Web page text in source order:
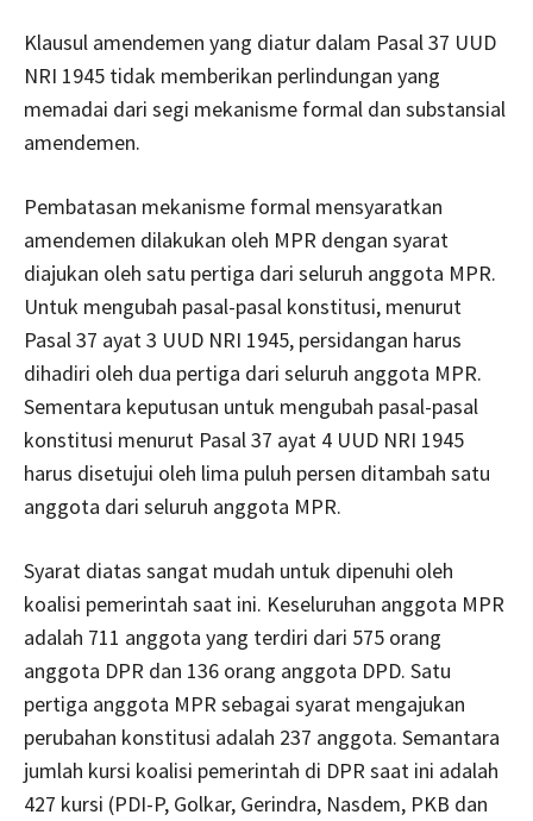
Klausul amendemen yang diatur dalam Pasal 37 UUD
NRI 1945 tidak memberikan perlindungan yang
memadai dari segi mekanisme formal dan substansial
amendemen.
Pembatasan mekanisme formal mensyaratkan
amendemen dilakukan oleh MPR dengan syarat
diajukan oleh satu pertiga dari seluruh anggota MPR.
Untuk mengubah pasal-pasal konstitusi, menurut
Pasal 37 ayat 3 UUD NRI 1945, persidangan harus
dihadiri oleh dua pertiga dari seluruh anggota MPR.
Sementara keputusan untuk mengubah pasal-pasal
konstitusi menurut Pasal 37 ayat 4 UUD NRI 1945
harus disetujui oleh lima puluh persen ditambah satu
anggota dari seluruh anggota MPR.
Syarat diatas sangat mudah untuk dipenuhi oleh
koalisi pemerintah saat ini. Keseluruhan anggota MPR
adalah 711 anggota yang terdiri dari 575 orang
anggota DPR dan 136 orang anggota DPD. Satu
pertiga anggota MPR sebagai syarat mengajukan
perubahan konstitusi adalah 237 anggota. Semantara
jumlah kursi koalisi pemerintah di DPR saat ini adalah
427 kursi (PDI-P, Golkar, Gerindra, Nasdem, PKB dan